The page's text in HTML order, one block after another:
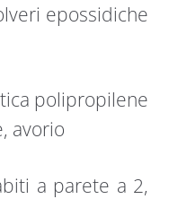
epossidiche
polipropilene
avorio
a parete a 2,